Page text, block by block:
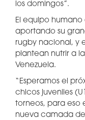
los domingos”.
El equipo humano
aportando su
rugby nacional, y
plantean nutrir a
Venezuela.
“Esperamos el
chicos juveniles
torneos, para eso
nueva camada